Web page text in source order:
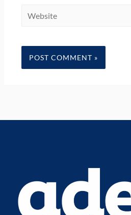
Website